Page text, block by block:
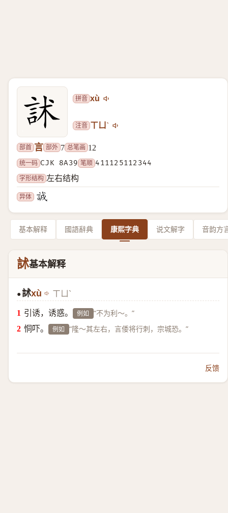
拼音 xù
注音 ㄒㄩˋ
部首 言 部外 7 总笔画 12
统一码 CJK 8A39 笔顺 411125112344
字形结构 左右结构
异体
基本解释 國語辭典 康熙字典 说文解字 音韵方
訹基本解释
●訹xù ㄒㄩˋ
引诱，诱惑。 例如 “不为利～。”
恫吓。 例如 “隆～其左右，言倭将行刺，宗城恐。”
反馈